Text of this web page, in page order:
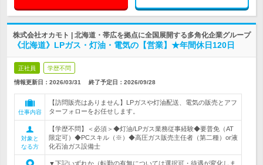
株式会社オカモト | 北海道・帯広を拠点に全国展開する多角化企業グループ
《北海道》LPガス・灯油・電気の【営業】★年間休日120日
正社員 学歴不問
情報更新日：2026/03/31 終了予定日： 2026/09/28
仕事内容
【訪問販売はありません】LPガスや灯油配送、電気の販売とアフ
ターフォローをお任せします。
対象と
なる方
【学歴不問】＜必須＞◆灯油/LPガス業務従事経験◆要普免（AT
限定可）◆PCスキル（※）◆高圧ガス販売主任者（第二種）or液
化石油ガス設備士
▼下記いずれか（転勤の有無については選択可・待遇が変化しま